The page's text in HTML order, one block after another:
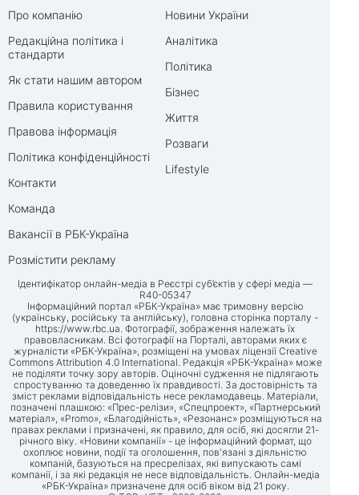
Про компанію
Редакційна політика і
стандарти
Як стати нашим автором
Правила користування
Правова інформація
Політика конфіденційності
Контакти
Команда
Вакансії в РБК-Україна
Розмістити рекламу
Новини України
Аналітика
Політика
Бізнес
Життя
Розваги
Lifestyle
Ідентифікатор онлайн-медіа в Реєстрі суб’єктів у сфері медіа —
R40-05347
Інформаційний портал «РБК-Україна» має тримовну версію
(українську, російську та англійську), головна сторінка порталу -
https://www.rbc.ua. Фотографії, зображення належать їх
правовласникам. Всі фотографії на Порталі, авторами яких є
журналісти «РБК-Україна», розміщені на умовах ліцензії Creative
Commons Attribution 4.0 International. Редакція «РБК-Україна» може
не поділяти точку зору авторів. Оціночні судження не підлягають
спростуванню та доведенню їх правдивості. За достовірність та
зміст реклами відповідальність несе рекламодавець. Матеріали,
позначені плашкою: «Прес-релізи», «Спецпроект», «Партнерський
матеріал», «Promo», «Благодійність», «Резонанс» розміщуються на
правах реклами і призначені, як правило, для осіб, які досягли 21-
річного віку. «Новини компанії» - це інформаційний формат, що
охоплює новини, події та оголошення, пов'язані з діяльністю
компаній, базуються на пресрелізах, які випускають самі
компанії, і за які редакція не несе відповідальність. Онлайн-медіа
«РБК-Україна» призначене для осіб віком від 21 року.